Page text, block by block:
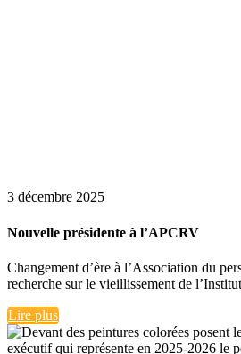
3 décembre 2025
Nouvelle présidente à l’APCRV
Changement d’ère à l’Association du
recherche sur le vieillissement de
Lire plus